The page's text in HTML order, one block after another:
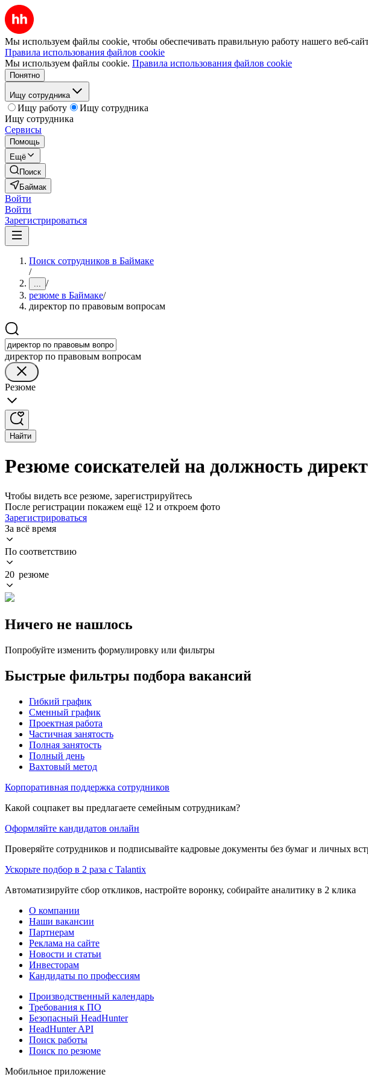
Мы используем файлы cookie, чтобы обеспечивать правильную работу нашего веб-
Правила использования файлов cookie
Мы используем файлы cookie. Правила использования файлов cookie
Понятно
Ищу сотрудника
Ищу работу
Ищу сотрудника
Ищу сотрудника
Сервисы
Помощь
Ещё
Поиск
Баймак
Войти
Войти
Зарегистрироваться
Поиск сотрудников в Баймаке
/
... /
резюме в Баймаке/
директор по правовым вопросам
директор по правовым вопросам
Резюме
Найти
Резюме соискателей на должность
Чтобы видеть все резюме, зарегистрируйтесь
После регистрации покажем ещё 12 и откроем фото
Зарегистрироваться
За всё время
По соответствию
20 резюме
Ничего не нашлось
Попробуйте изменить формулировку или фильтры
Быстрые фильтры подбора вакансий
Гибкий график
Сменный график
Проектная работа
Частичная занятость
Полная занятость
Полный день
Вахтовый метод
Корпоративная поддержка сотрудников
Какой соцпакет вы предлагаете семейным сотрудникам?
Оформляйте кандидатов онлайн
Проверяйте сотрудников и подписывайте кадровые документы без бумаг и личных
Ускорьте подбор в 2 раза с Talantix
Автоматизируйте сбор откликов, настройте воронку, собирайте аналитику в 2 клика
О компании
Наши вакансии
Партнерам
Реклама на сайте
Новости и статьи
Инвесторам
Кандидаты по профессиям
Производственный календарь
Требования к ПО
Безопасный HeadHunter
HeadHunter API
Поиск работы
Поиск по резюме
Мобильное приложение